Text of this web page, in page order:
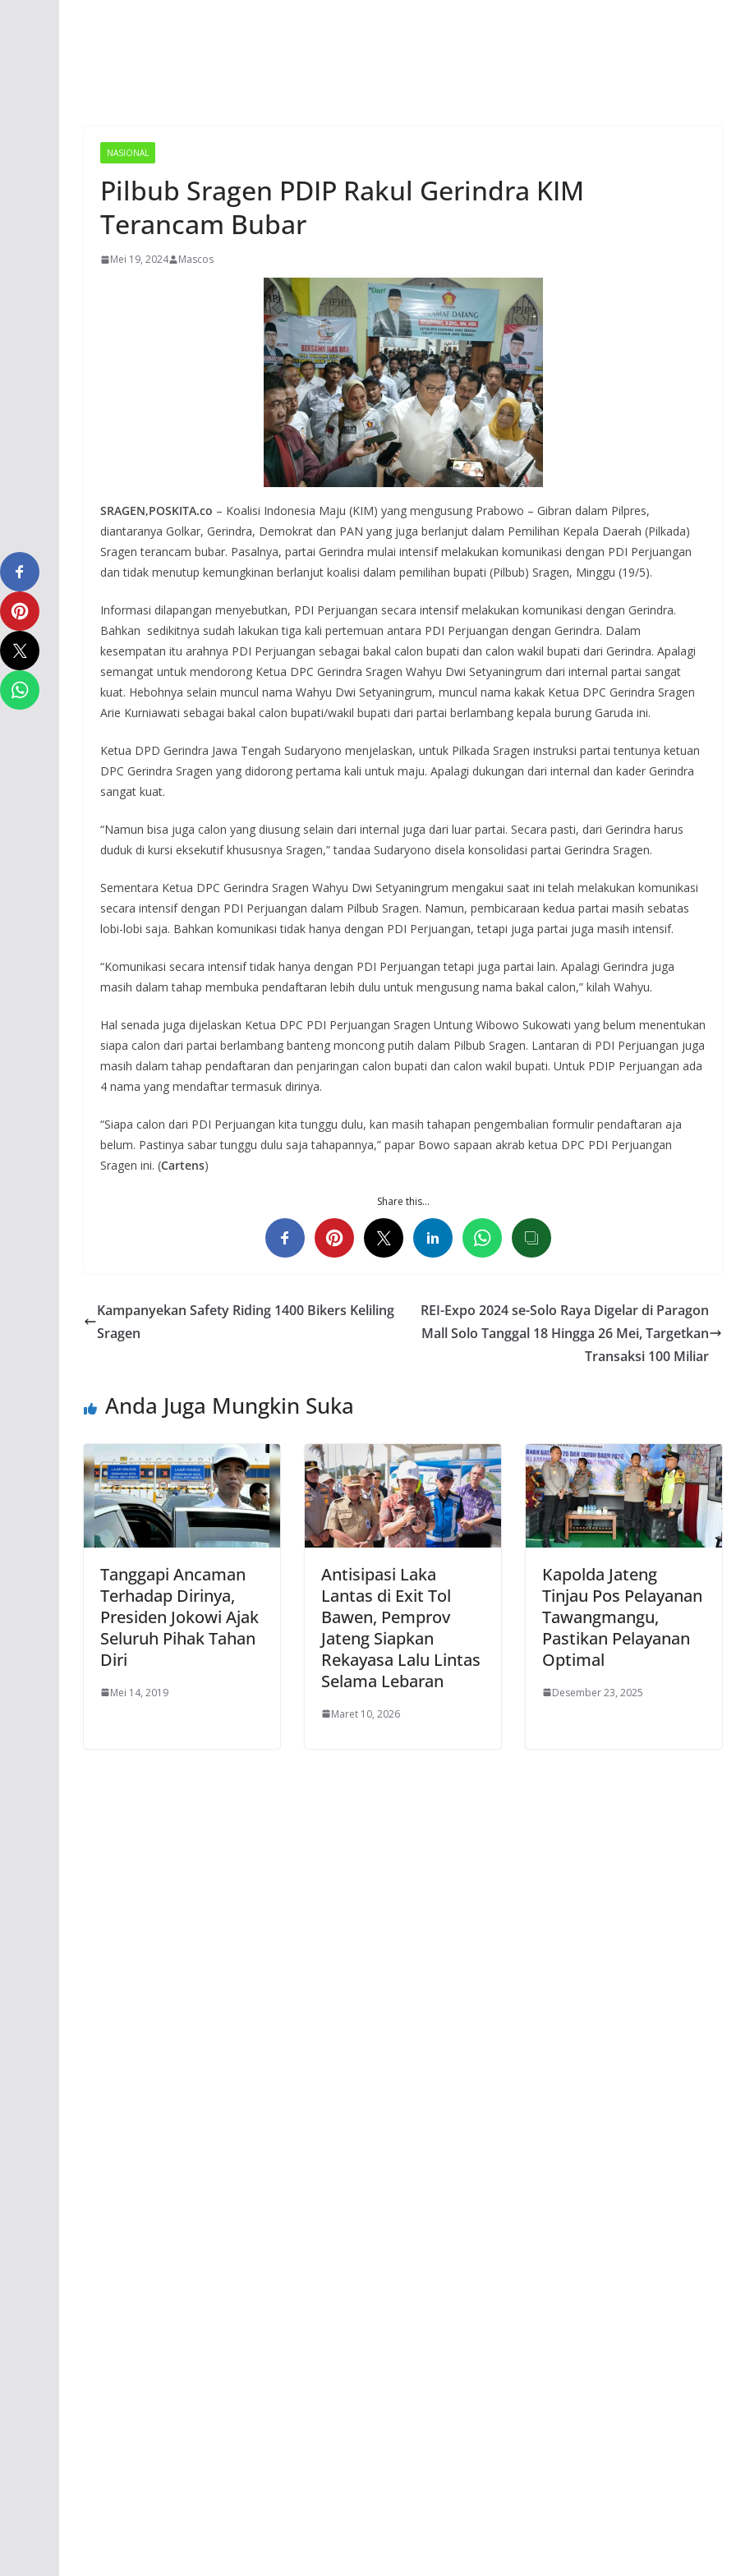
NASIONAL
Pilbub Sragen PDIP Rakul Gerindra KIM
Terancam Bubar
Mei 19, 2024 Mascos
SRAGEN,POSKITA.co – Koalisi Indonesia Maju (KIM) yang mengusung Prabowo – Gibran dalam Pilpres,
diantaranya Golkar, Gerindra, Demokrat dan PAN yang juga berlanjut dalam Pemilihan Kepala Daerah (Pilkada)
Sragen terancam bubar. Pasalnya, partai Gerindra mulai intensif melakukan komunikasi dengan PDI Perjuangan
dan tidak menutup kemungkinan berlanjut koalisi dalam pemilihan bupati (Pilbub) Sragen, Minggu (19/5).
Informasi dilapangan menyebutkan, PDI Perjuangan secara intensif melakukan komunikasi dengan Gerindra.
Bahkan sedikitnya sudah lakukan tiga kali pertemuan antara PDI Perjuangan dengan Gerindra. Dalam
kesempatan itu arahnya PDI Perjuangan sebagai bakal calon bupati dan calon wakil bupati dari Gerindra. Apalagi
semangat untuk mendorong Ketua DPC Gerindra Sragen Wahyu Dwi Setyaningrum dari internal partai sangat
kuat. Hebohnya selain muncul nama Wahyu Dwi Setyaningrum, muncul nama kakak Ketua DPC Gerindra Sragen
Arie Kurniawati sebagai bakal calon bupati/wakil bupati dari partai berlambang kepala burung Garuda ini.
Ketua DPD Gerindra Jawa Tengah Sudaryono menjelaskan, untuk Pilkada Sragen instruksi partai tentunya ketuan
DPC Gerindra Sragen yang didorong pertama kali untuk maju. Apalagi dukungan dari internal dan kader Gerindra
sangat kuat.
“Namun bisa juga calon yang diusung selain dari internal juga dari luar partai. Secara pasti, dari Gerindra harus
duduk di kursi eksekutif khususnya Sragen,” tandaa Sudaryono disela konsolidasi partai Gerindra Sragen.
Sementara Ketua DPC Gerindra Sragen Wahyu Dwi Setyaningrum mengakui saat ini telah melakukan komunikasi
secara intensif dengan PDI Perjuangan dalam Pilbub Sragen. Namun, pembicaraan kedua partai masih sebatas
lobi-lobi saja. Bahkan komunikasi tidak hanya dengan PDI Perjuangan, tetapi juga partai juga masih intensif.
“Komunikasi secara intensif tidak hanya dengan PDI Perjuangan tetapi juga partai lain. Apalagi Gerindra juga
masih dalam tahap membuka pendaftaran lebih dulu untuk mengusung nama bakal calon,” kilah Wahyu.
Hal senada juga dijelaskan Ketua DPC PDI Perjuangan Sragen Untung Wibowo Sukowati yang belum menentukan
siapa calon dari partai berlambang banteng moncong putih dalam Pilbub Sragen. Lantaran di PDI Perjuangan juga
masih dalam tahap pendaftaran dan penjaringan calon bupati dan calon wakil bupati. Untuk PDIP Perjuangan ada
4 nama yang mendaftar termasuk dirinya.
“Siapa calon dari PDI Perjuangan kita tunggu dulu, kan masih tahapan pengembalian formulir pendaftaran aja
belum. Pastinya sabar tunggu dulu saja tahapannya,” papar Bowo sapaan akrab ketua DPC PDI Perjuangan
Sragen ini. (Cartens)
Share this…
Kampanyekan Safety Riding 1400 Bikers Keliling
Sragen
REI-Expo 2024 se-Solo Raya Digelar di Paragon
Mall Solo Tanggal 18 Hingga 26 Mei, Targetkan
Transaksi 100 Miliar
Anda Juga Mungkin Suka
Tanggapi Ancaman
Terhadap Dirinya,
Presiden Jokowi Ajak
Seluruh Pihak Tahan
Diri
Mei 14, 2019
Antisipasi Laka
Lantas di Exit Tol
Bawen, Pemprov
Jateng Siapkan
Rekayasa Lalu Lintas
Selama Lebaran
Maret 10, 2026
Kapolda Jateng
Tinjau Pos Pelayanan
Tawangmangu,
Pastikan Pelayanan
Optimal
Desember 23, 2025